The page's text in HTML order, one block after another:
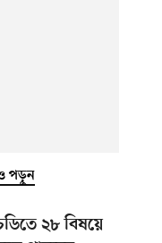
পড়ুন
২৮ বিষয়ে